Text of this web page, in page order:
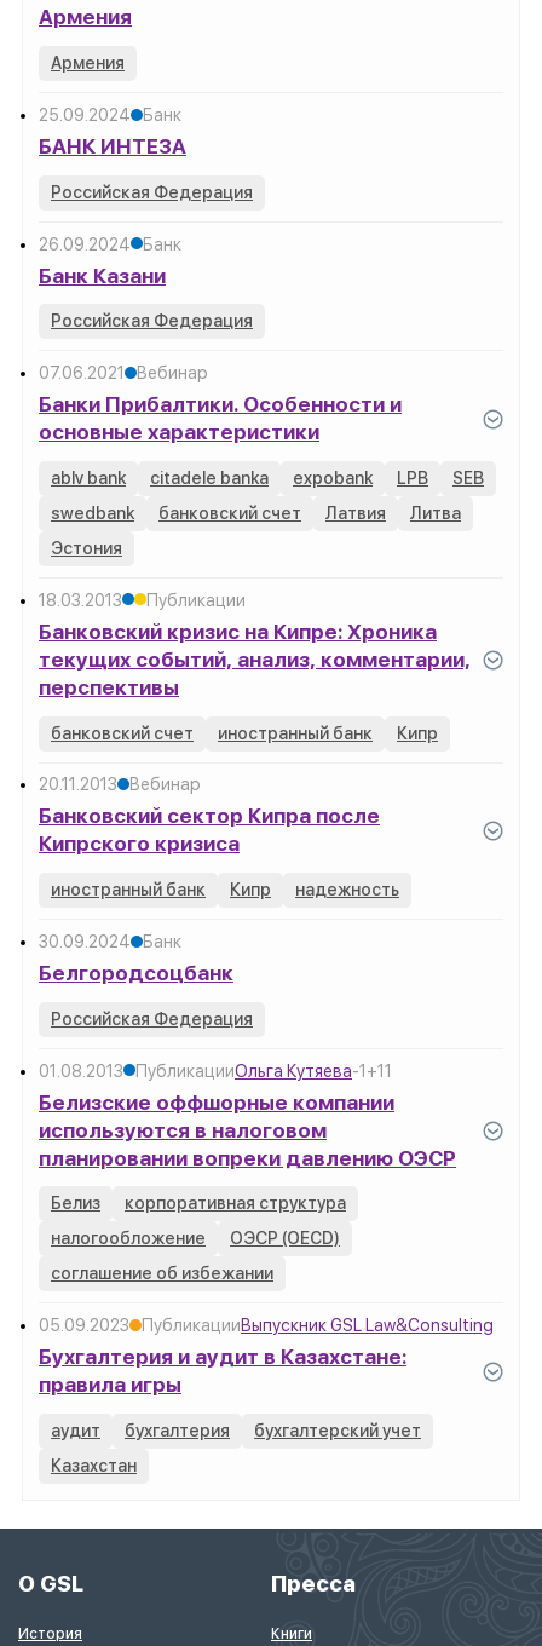
Армения
Армения
25.09.2024 Банк
БАНК ИНТЕЗА
Российская Федерация
26.09.2024 Банк
Банк Казани
Российская Федерация
07.06.2021 Вебинар
Банки Прибалтики. Особенности и
основные характеристики
ablv bank citadele banka expobank LPB
SEB
swedbank
банковский счет Латвия
Литва
Эстония
18.03.2013 Публикации
Банковский кризис на Кипре: Хроника
текущих событий, анализ, комментарии,
перспективы
банковский счет иностранный банк Кипр
20.11.2013 Вебинар
Банковский сектор Кипра после
Кипрского кризиса
иностранный банк Кипр надежность
30.09.2024 Банк
Белгородсоцбанк
Российская Федерация
01.08.2013 ПубликацииОльга Кутяева-1 +11
Белизские оффшорные компании
используются в налоговом
планировании вопреки давлению ОЭСР
Белиз
корпоративная структура
налогообложение
ОЭСР (OECD)
соглашение об избежании
05.09.2023 ПубликацииВыпускник GSL Law&Consulting
Бухгалтерия и аудит в Казахстане:
правила игры
аудит бухгалтерия
бухгалтерский учет
Казахстан
О GSL
История
Пресса
Книги